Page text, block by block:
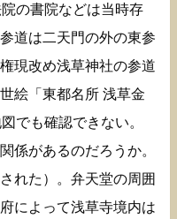
の書院などは当時存
道は二天門の外の東参
現改め浅草神社の参道
絵「東都名所 浅草金
でも確認できない。
係があるのだろうか。
れた）。弁天堂の周囲
によって浅草寺境内は